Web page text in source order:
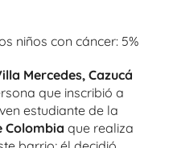
niños con cáncer: 5%
Mercedes, Cazucá
que inscribió a
estudiante de la
Colombia que realiza